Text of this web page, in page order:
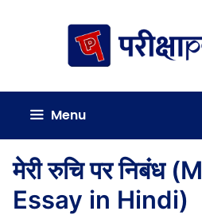
Menu
मेरी रुचि पर निबंध
Essay in Hindi)